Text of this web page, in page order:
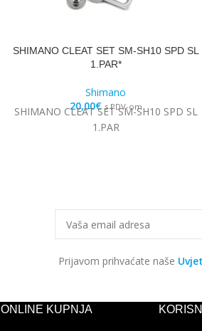
SHIMANO CLEAT SET SM-SH10 SPD SL
1.PAR*
Shimano
20,00€ s PDV-om
SHIMANO CLEAT SET SM-SH10 SPD SL
1.PAR
Prijavom prihvaćate naše
ONLINE KUPNJA